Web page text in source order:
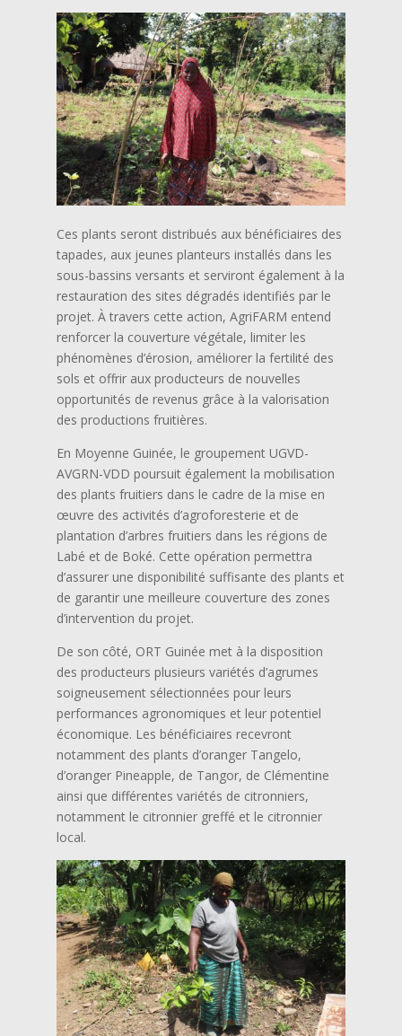
Ces plants seront distribués aux bénéficiaires des
tapades, aux jeunes planteurs installés dans les
sous-bassins versants et serviront également à la
restauration des sites dégradés identifiés par le
projet. À travers cette action, AgriFARM entend
renforcer la couverture végétale, limiter les
phénomènes d’érosion, améliorer la fertilité des
sols et offrir aux producteurs de nouvelles
opportunités de revenus grâce à la valorisation
des productions fruitières.
En Moyenne Guinée, le groupement UGVD-
AVGRN-VDD poursuit également la mobilisation
des plants fruitiers dans le cadre de la mise en
œuvre des activités d’agroforesterie et de
plantation d’arbres fruitiers dans les régions de
Labé et de Boké. Cette opération permettra
d’assurer une disponibilité suffisante des plants et
de garantir une meilleure couverture des zones
d’intervention du projet.
De son côté, ORT Guinée met à la disposition
des producteurs plusieurs variétés d’agrumes
soigneusement sélectionnées pour leurs
performances agronomiques et leur potentiel
économique. Les bénéficiaires recevront
notamment des plants d’oranger Tangelo,
d’oranger Pineapple, de Tangor, de Clémentine
ainsi que différentes variétés de citronniers,
notamment le citronnier greffé et le citronnier
local.